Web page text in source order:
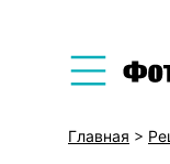
Главная >